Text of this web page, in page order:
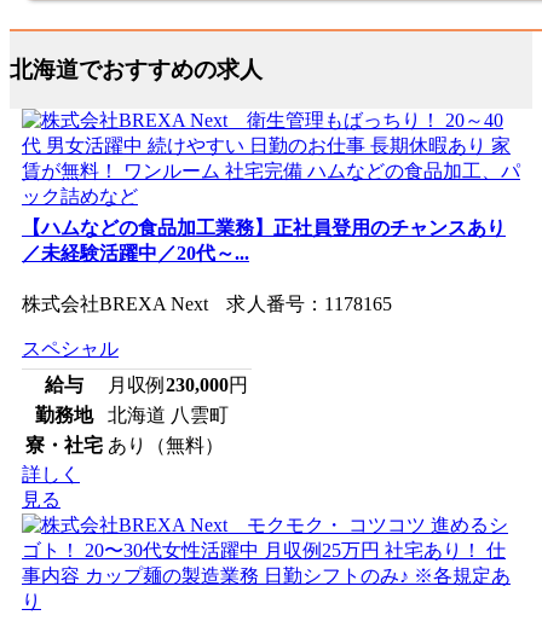
北海道でおすすめの求人
【ハムなどの食品加工業務】正社員登用のチャンスあり
／未経験活躍中／20代～...
株式会社BREXA Next 求人番号：1178165
スペシャル
給与
月収例 230,000円
勤務地
北海道 八雲町
寮・社宅 あり（無料）
詳しく
見る